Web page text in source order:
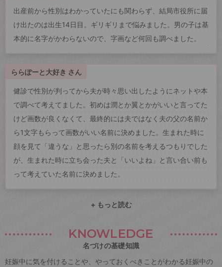
出産前から性別はわかっていたにも関わらず、結局市役所に届
け出たのは出生14日目。ギリギリまで悩みました。男の子は基
本的に名字がかわらないので、字画など何回も調べました。
ららぽーと大好き さん
健診で性別が判ってから夫が時々思い出したようにネットや本
で調べて考えてました。初めは潤とか翼とかがいいと言ってた
けど画数が良くなくて、最終的には夫ではなく夫の父の名前か
ら1文字もらって画数がいい名前に決めました。生まれた時に
顔を見て「違うな」と思ったら別の名前を考えるつもりでした
が、生まれた時に立ち会った夫と「いいよね」と言い合い前も
って考えていた名前に決めました。
+ もっと読む
KNOWLEDGE
名づけの基礎知識
妊娠中に気を付けることや、やっておくべきことがわかる妊娠中の